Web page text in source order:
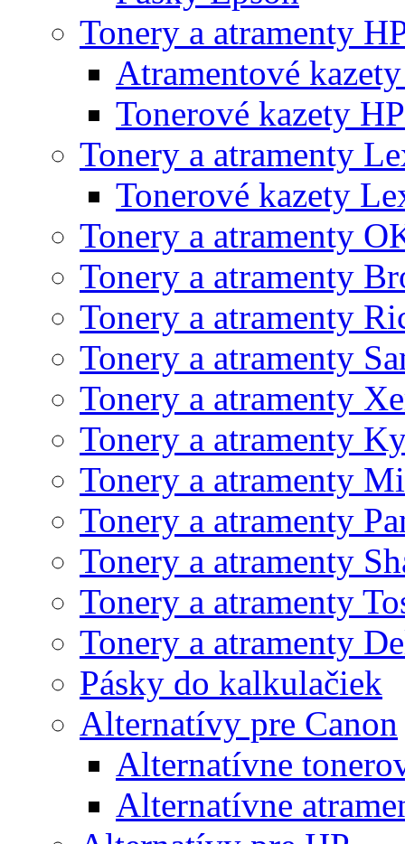
Tonery a atramenty
Atramentové
Tonerové kazety HP
Tonery a atramenty
Tonerové kazety
Tonery a atramenty
Tonery a atramenty
Tonery a atramenty
Tonery a atramenty
Tonery a atramenty
Tonery a atramenty
Tonery a atramenty
Tonery a atramenty
Tonery a atramenty
Tonery a atramenty
Tonery a atramenty
Pásky do kalkulačiek
Alternatívy pre Canon
Alternatívne
Alternatívne